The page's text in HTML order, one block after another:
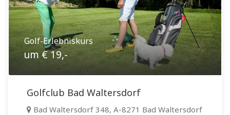
Golf-Erlebniskurs
um € 19,-
Golfclub Bad Waltersdorf
Bad Waltersdorf 348, A-8271 Bad Waltersdorf